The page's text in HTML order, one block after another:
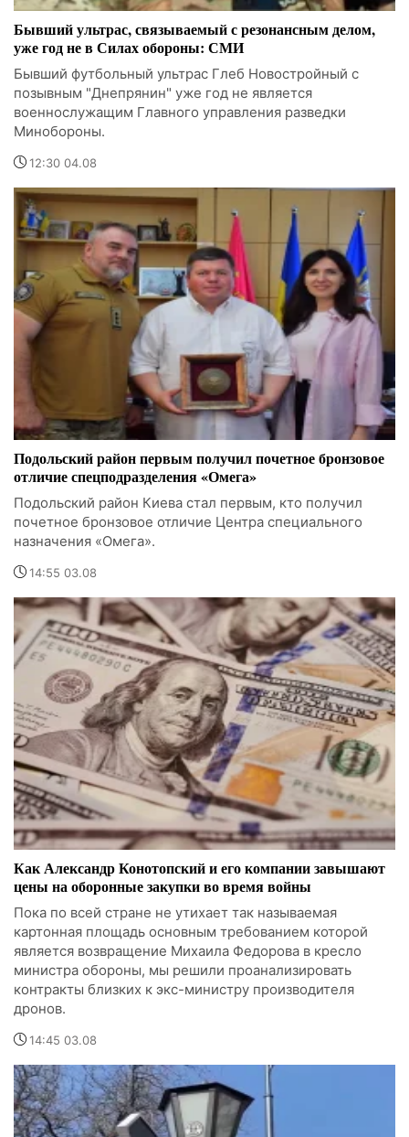
Бывший ультрас, связываемый с резонансным делом,
уже год не в Силах обороны: СМИ
Бывший футбольный ультрас Глеб Новостройный с
позывным "Днепрянин" уже год не является
военнослужащим Главного управления разведки
Минобороны.
12:30 04.08
Подольский район первым получил почетное бронзовое
отличие спецподразделения «Омега»
Подольский район Киева стал первым, кто получил
почетное бронзовое отличие Центра специального
назначения «Омега».
14:55 03.08
Как Александр Конотопский и его компании завышают
цены на оборонные закупки во время войны
Пока по всей стране не утихает так называемая
картонная площадь основным требованием которой
является возвращение Михаила Федорова в кресло
министра обороны, мы решили проанализировать
контракты близких к экс-министру производителя
дронов.
14:45 03.08